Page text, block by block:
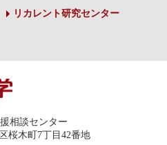
リカレント研究センター
相談センター
桜木町7丁目42番地